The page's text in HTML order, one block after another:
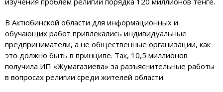
В Актюбинской области для информационных и
обучающих работ привлекались индивидуальные
предприниматели, а не общественные организации, как
это должно быть в принципе. Так, 10,5 миллионов
получила ИП «Жумагазиева» за разъяснительные работы
в вопросах религии среди жителей области.